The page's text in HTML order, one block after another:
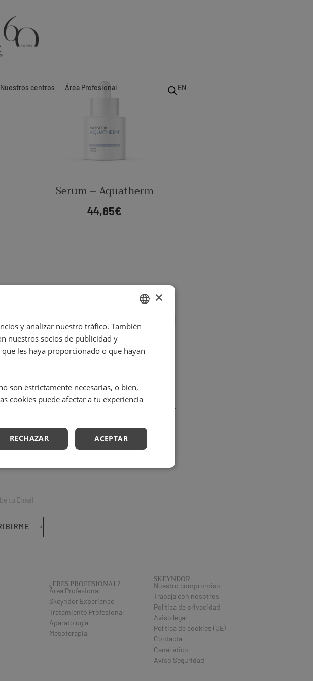
Nuestros centros Área Profesional EN
Serum – Aquatherm
44,85€
Tratamiento en cabina Expert
⟶
¿ERES PROFESIONAL​?
Área Profesional
Skeyndor Experience
Tratamiento Profesional
Aparatología
Mesoterapia
SKEYNDOR
Nuestro compromiso
Trabaja con nosotros
Política de privacidad
Aviso legal
Política de cookies (UE)
Contacta
Canal ético
Aviso Seguridad
SPANISH
×
y analizar nuestro tráfico. También
nuestros socios de publicidad y
les haya proporcionado o que hayan
son estrictamente necesarias, o bien,
cookies puede afectar a tu experiencia
ACEPTAR
RECHAZAR